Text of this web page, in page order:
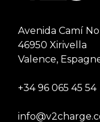
Avenida Camí
46950 Xirivella
Valence,
+34 96 065 45 54